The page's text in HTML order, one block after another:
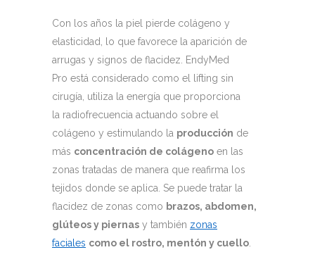
Con los años la piel pierde colágeno y
elasticidad, lo que favorece la aparición de
arrugas y signos de flacidez. EndyMed
Pro está considerado como el lifting sin
cirugía, utiliza la energía que proporciona
la radiofrecuencia actuando sobre el
colágeno y estimulando la producción de
más concentración de colágeno en las
zonas tratadas de manera que reafirma los
tejidos donde se aplica. Se puede tratar la
flacidez de zonas como brazos, abdomen,
glúteos y piernas y también zonas
faciales como el rostro, mentón y cuello